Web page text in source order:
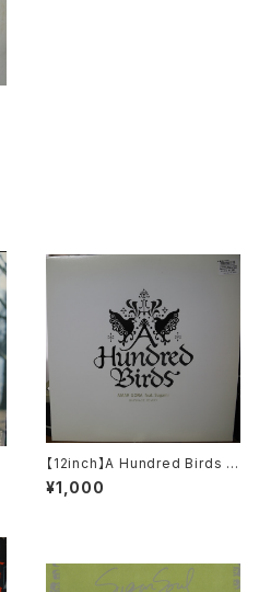
【12inch】A Hundred Birds F
eat. Sugami / Amar Gora
¥1,000